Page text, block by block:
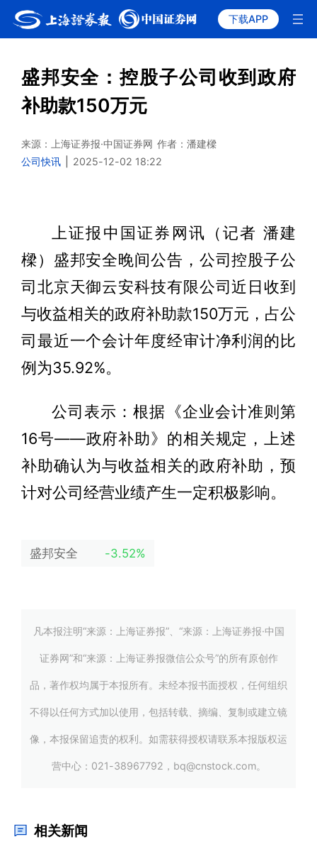
下载APP
盛邦安全：控股子公司收到政府
补助款150万元
来源：上海证券报·中国证券网 作者：潘建樑
公司快讯
2025-12-02 18:22
上证报中国证券网讯（记者 潘建
樑）盛邦安全晚间公告，公司控股子公
司北京天御云安科技有限公司近日收到
与收益相关的政府补助款150万元，占公
司最近一个会计年度经审计净利润的比
例为35.92%。
公司表示：根据《企业会计准则第
16号——政府补助》的相关规定，上述
补助确认为与收益相关的政府补助，预
计对公司经营业绩产生一定积极影响。
盛邦安全 -3.52%
凡本报注明“来源：上海证券报”、“来源：上海证券报·中国
证券网”和“来源：上海证券报微信公众号”的所有原创作
品，著作权均属于本报所有。未经本报书面授权，任何组织
不得以任何方式加以使用，包括转载、摘编、复制或建立镜
像，本报保留追责的权利。如需获得授权请联系本报版权运
营中心：021-38967792，bq@cnstock.com。
相关新闻